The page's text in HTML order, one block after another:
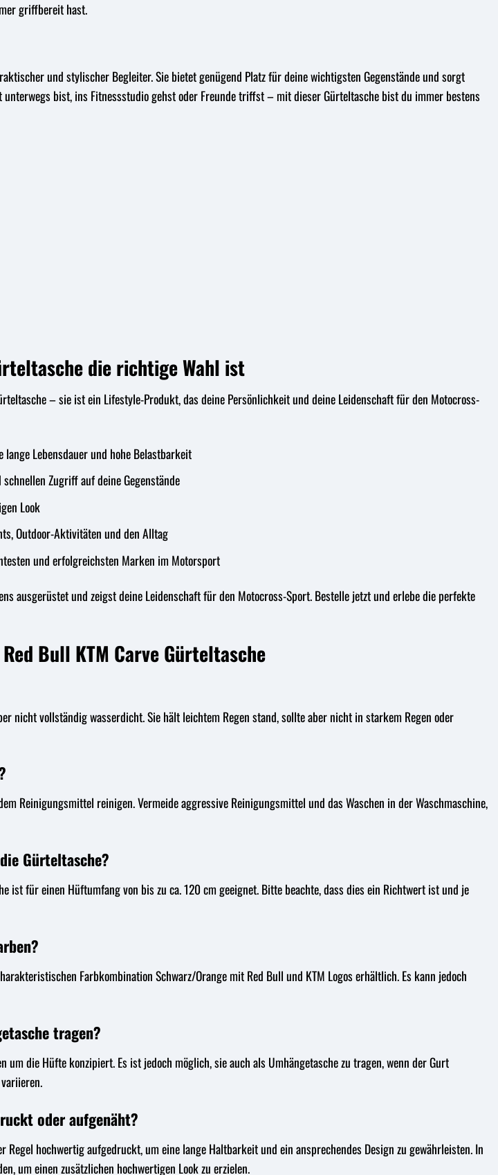
griffbereit hast.
und stylischer Begleiter. Sie bietet genügend Platz für deine wichtigsten Gegenstände und sorgt
bist, ins Fitnessstudio gehst oder Freunde triffst – mit dieser Gürteltasche bist du immer bestens
die richtige Wahl ist
– sie ist ein Lifestyle-Produkt, das deine Persönlichkeit und deine Leidenschaft für den Motocross-
lange Lebensdauer und hohe Belastbarkeit
Zugriff auf deine Gegenstände
Look
Outdoor-Aktivitäten und den Alltag
und erfolgreichsten Marken im Motorsport
ausgerüstet und zeigst deine Leidenschaft für den Motocross-Sport. Bestelle jetzt und erlebe die perfekte
Bull KTM Carve Gürteltasche
nicht vollständig wasserdicht. Sie hält leichtem Regen stand, sollte aber nicht in starkem Regen oder
Reinigungsmittel reinigen. Vermeide aggressive Reinigungsmittel und das Waschen in der Waschmaschine,
Gürteltasche?
ist für einen Hüftumfang von bis zu ca. 120 cm geeignet. Bitte beachte, dass dies ein Richtwert ist und je
Farbkombination Schwarz/Orange mit Red Bull und KTM Logos erhältlich. Es kann jedoch
tragen?
um die Hüfte konzipiert. Es ist jedoch möglich, sie auch als Umhängetasche zu tragen, wenn der Gurt
oder aufgenäht?
Regel hochwertig aufgedruckt, um eine lange Haltbarkeit und ein ansprechendes Design zu gewährleisten. In
um einen zusätzlichen hochwertigen Look zu erzielen.